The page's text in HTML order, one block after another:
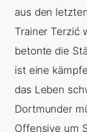
aus den
Trainer Terzić
betonte die
ist eine
das Leben
Dortmunder
Offensive um